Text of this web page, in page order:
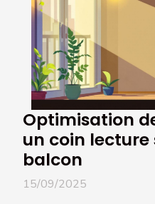
Optimisation
un coin
balcon
15/09/2025